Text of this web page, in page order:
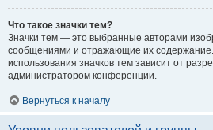
Что такое значки тем?
Значки тем — это выбранные авторами
сообщениями и отражающие их
использования значков тем зависит от
администратором конференции.
Вернуться к началу